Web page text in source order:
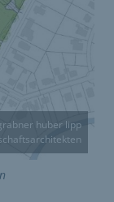
huber lipp